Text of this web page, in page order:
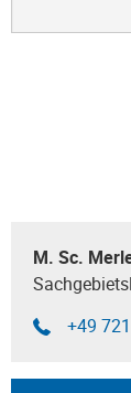
M. Sc.
+49